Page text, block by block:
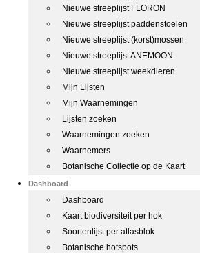
Nieuwe streeplijst FLORON
Nieuwe streeplijst paddenstoelen
Nieuwe streeplijst (korst)mossen
Nieuwe streeplijst ANEMOON
Nieuwe streeplijst weekdieren
Mijn Lijsten
Mijn Waarnemingen
Lijsten zoeken
Waarnemingen zoeken
Waarnemers
Botanische Collectie op de Kaart
Dashboard
Dashboard
Kaart biodiversiteit per hok
Soortenlijst per atlasblok
Botanische hotspots